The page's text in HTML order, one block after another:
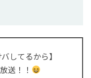
してるから】
送！！